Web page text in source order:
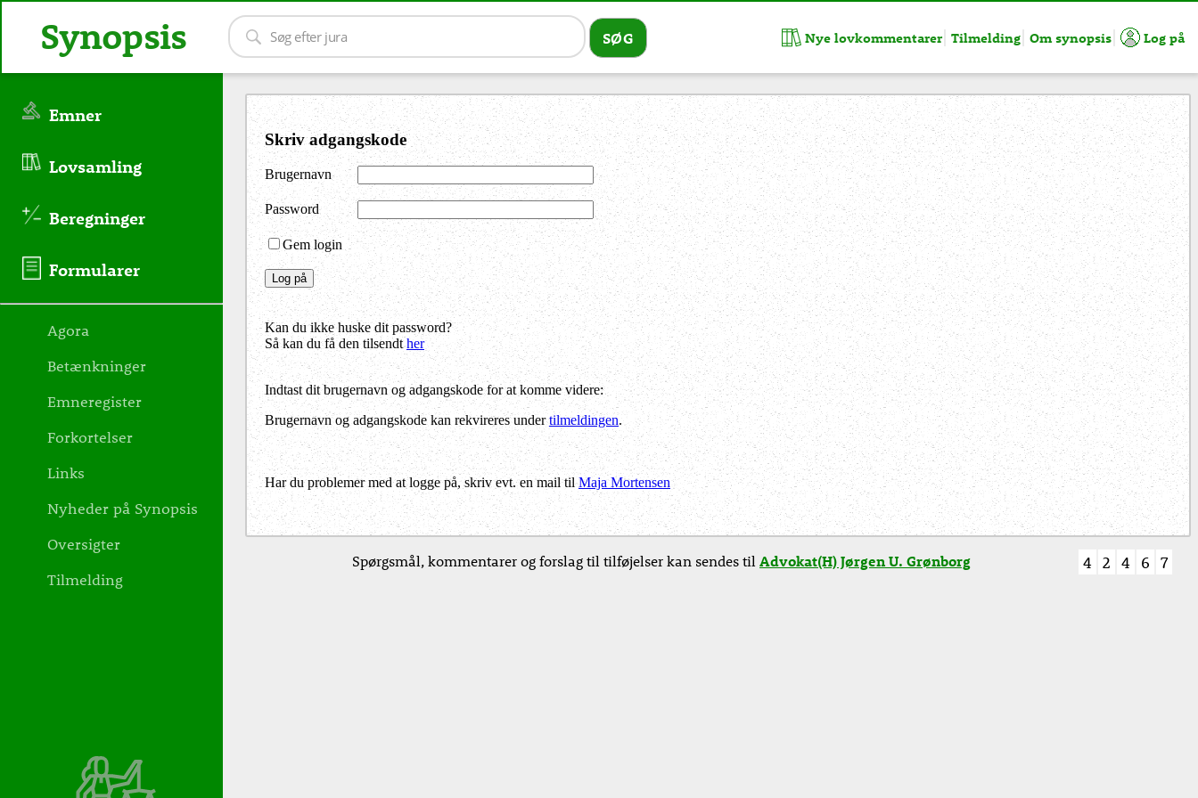
Skriv adgangskode
Brugernavn
Password
Gem login
Kan du ikke huske dit password?
Så kan du få den tilsendther
Indtast dit brugernavn og adgangskode for at komme videre:
Brugernavn og adgangskode kan rekvireres undertilmeldingen.
Har du problemer med at logge på, skriv evt. en mail tilMaja Mortensen
Emner
Lovsamling
Beregninger
Formularer
Agora
Betænkninger
Emneregister
Forkortelser
Links
Nyheder på Synopsis
Oversigter
Tilmelding
Synopsis Nye lovkommentarer Tilmelding Om synopsis Log på
Spørgsmål, kommentarer og forslag til tilføjelser kan sendes tilAdvokat(H) Jørgen U. Grønborg 4 2 4 6 7